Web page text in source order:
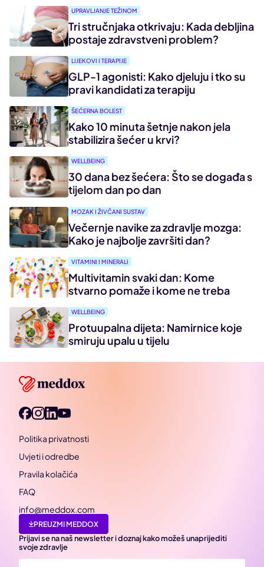
UPRAVLJANJE TEŽINOM
Tri stručnjaka otkrivaju: Kada debljina
postaje zdravstveni problem?
LIJEKOVI I TERAPIJE
GLP-1 agonisti: Kako djeluju i tko su
pravi kandidati za terapiju
ŠEĆERNA BOLEST
Kako 10 minuta šetnje nakon jela
stabilizira šećer u krvi?
WELLBEING
30 dana bez šećera: Što se događa s
tijelom dan po dan
MOZAK I ŽIVČANI SUSTAV
Večernje navike za zdravlje mozga:
Kako je najbolje završiti dan?
VITAMINI I MINERALI
Multivitamin svaki dan: Kome
stvarno pomaže i kome ne treba
WELLBEING
Protuupalna dijeta: Namirnice koje
smiruju upalu u tijelu
Politika privatnosti
Uvjeti i odredbe
Pravila kolačića
FAQ
info@meddox.com
PREUZMI MEDDOX
Prijavi se na naš newsletter i doznaj kako možeš unaprijediti
svoje zdravlje